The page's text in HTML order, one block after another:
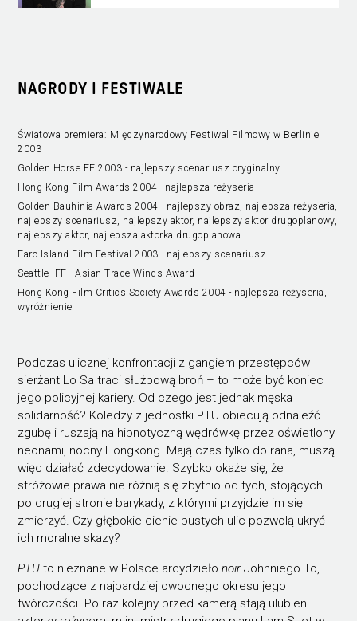
NAGRODY I FESTIWALE
Światowa premiera: Międzynarodowy Festiwal Filmowy w Berlinie
2003
Golden Horse FF 2003 - najlepszy scenariusz oryginalny
Hong Kong Film Awards 2004 - najlepsza reżyseria
Golden Bauhinia Awards 2004 - najlepszy obraz, najlepsza reżyseria,
najlepszy scenariusz, najlepszy aktor, najlepszy aktor drugoplanowy,
najlepszy aktor, najlepsza aktorka drugoplanowa
Faro Island Film Festival 2003 - najlepszy scenariusz
Seattle IFF - Asian Trade Winds Award
Hong Kong Film Critics Society Awards 2004 - najlepsza reżyseria,
wyróżnienie
Podczas ulicznej konfrontacji z gangiem przestępców
sierżant Lo Sa traci służbową broń – to może być koniec
jego policyjnej kariery. Od czego jest jednak męska
solidarność? Koledzy z jednostki PTU obiecują odnaleźć
zgubę i ruszają na hipnotyczną wędrówkę przez oświetlony
neonami, nocny Hongkong. Mają czas tylko do rana, muszą
więc działać zdecydowanie. Szybko okaże się, że
stróżowie prawa nie różnią się zbytnio od tych, stojących
po drugiej stronie barykady, z którymi przyjdzie im się
zmierzyć. Czy głębokie cienie pustych ulic pozwolą ukryć
ich moralne skazy?
PTU to nieznane w Polsce arcydziełonoirJohnniego To,
pochodzące z najbardziej owocnego okresu jego
twórczości. Po raz kolejny przed kamerą stają ulubieni